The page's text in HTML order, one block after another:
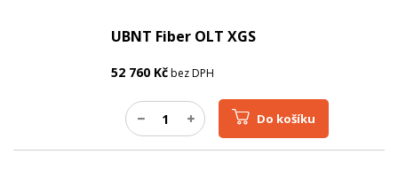
UBNT Fiber OLT XGS
52 760 Kčbez DPH
Do košíku